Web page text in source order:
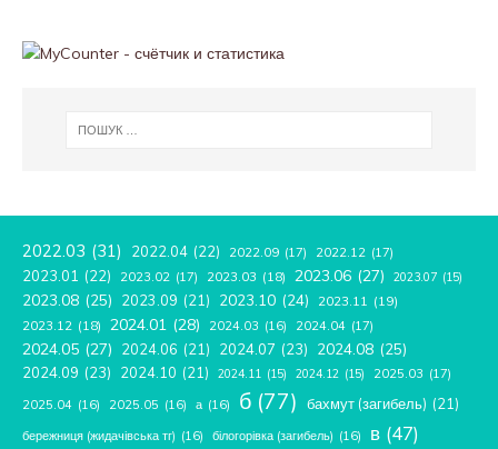
2022.03 (31) 2022.04 (22) 2022.09 (17) 2022.12 (17)
2023.01 (22) 2023.02 (17) 2023.03 (18) 2023.06 (27) 2023.07 (15)
2023.08 (25) 2023.09 (21) 2023.10 (24) 2023.11 (19)
2023.12 (18) 2024.01 (28) 2024.03 (16) 2024.04 (17)
2024.05 (27) 2024.06 (21) 2024.07 (23) 2024.08 (25)
2024.09 (23) 2024.10 (21) 2024.11 (15) 2024.12 (15) 2025.03 (17)
2025.04 (16) 2025.05 (16) а (16) б (77) бахмут (загибель) (21)
бережниця (жидачівська тг) (16) білогорівка (загибель) (16) в (47)